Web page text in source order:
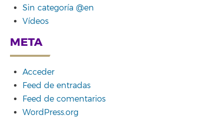
Sin categoría @en
Vídeos
META
Acceder
Feed de entradas
Feed de comentarios
WordPress.org